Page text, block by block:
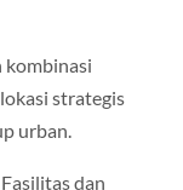
kombinasi
strategis
urban.
dan